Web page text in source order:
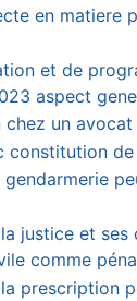
en matiere
et de
aspect
chez un avocat
constitution
justice et ses
comme
prescription